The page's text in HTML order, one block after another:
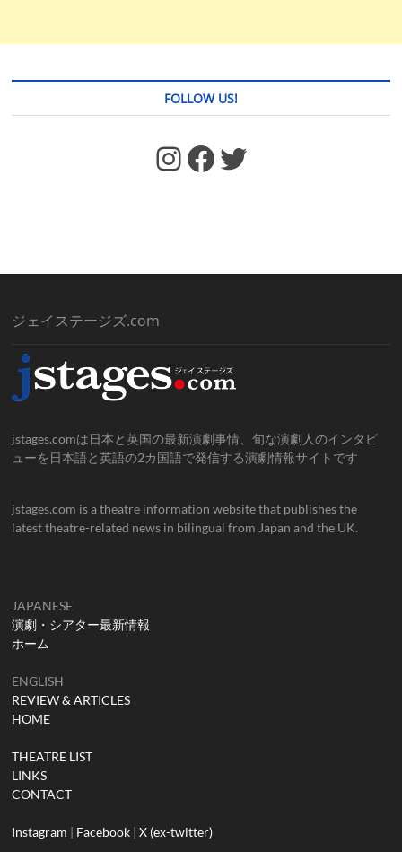
FOLLOW US!
https://www.facebook.com/jstages/ Facebook Twitter
ジェイステージズ.com
jstages.comは日本と英国の最新演劇事情、旬な演劇人のインタビ
ューを日本語と英語の2カ国語で発信する演劇情報サイトです
jstages.com is a theatre information website that publishes the
latest theatre-related news in bilingual from Japan and the UK.
JAPANESE
演劇・シアター最新情報
ホーム
ENGLISH
REVIEW & ARTICLES
HOME
THEATRE LIST
LINKS
CONTACT
Instagram | Facebook |X (ex-twitter)